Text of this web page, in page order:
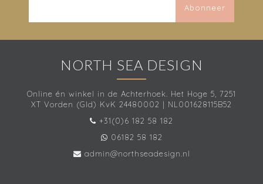
Abonneer
NORTH SEA DESIGN
Online én winkel in de Achterhoek. Het Hoge 5, 7251
XT Vorden (Gld) KvK 24480002 | NL001628115B52
+31(0)6 182 58 182
06182 58 182
admin@northseadesign.nl